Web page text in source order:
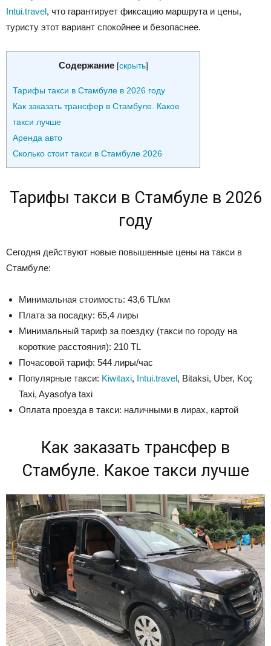
Intui.travel, что гарантирует фиксацию маршрута и цены,
туристу этот вариант спокойнее и безопаснее.
Содержание [скрыть]
Тарифы такси в Стамбуле в 2026 году
Как заказать трансфер в Стамбуле. Какое
такси лучше
Аренда авто
Сколько стоит такси в Стамбуле 2026
Тарифы такси в Стамбуле в 2026
году
Сегодня действуют новые повышенные цены на такси в
Стамбуле:
Минимальная стоимость: 43,6 TL/км
Плата за посадку: 65,4 лиры
Минимальный тариф за поездку (такси по городу на
короткие расстояния): 210 TL
Почасовой тариф: 544 лиры/час
Популярные такси: Kiwitaxi, Intui.travel, Bitaksi, Uber, Koç
Taxi, Ayasofya taxi
Оплата проезда в такси: наличными в лирах, картой
Как заказать трансфер в
Стамбуле. Какое такси лучше